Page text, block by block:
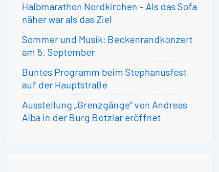
Halbmarathon Nordkirchen – Als das Sofa
näher war als das Ziel
Sommer und Musik: Beckenrandkonzert
am 5. September
Buntes Programm beim Stephanusfest
auf der Hauptstraße
Ausstellung „Grenzgänge“ von Andreas
Alba in der Burg Botzlar eröffnet